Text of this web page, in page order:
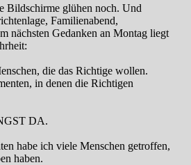
Bildschirme glühen noch. Und
Familienabend,
nächsten Gedanken an Montag liegt
die das Richtige wollen.
in denen die Richtigen
DA.
habe ich viele Menschen getroffen,
haben.